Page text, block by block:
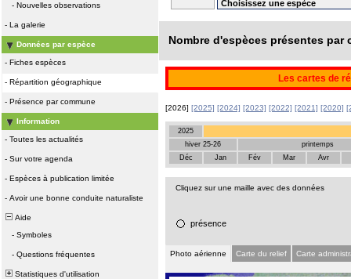
- Nouvelles observations
- La galerie
Données par espèce
- Fiches espèces
- Répartition géographique
- Présence par commune
Information
- Toutes les actualités
- Sur votre agenda
- Espèces à publication limitée
- Avoir une bonne conduite naturaliste
Aide
- Symboles
- Questions fréquentes
Statistiques d'utilisation
Nombre d'espèces présentes par
Les cartes de
[2026] [2025] [2024] [2023] [2022] [2021] [2020]
2025
hiver 25-26
printemps
Déc
Jan Fév Mar Avr
Cliquez sur une maille avec des données
présence
Photo aérienne Carte du relief Carte